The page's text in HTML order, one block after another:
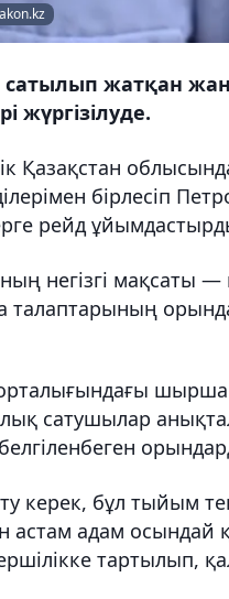
сатылып жатқан
жүргізілуде.
Қазақстан
бірлесіп
рейд
негізгі мақсаты
талаптарының
шырша
сатушылар
керек, бұл тыйым
астам адам осындай
тартылып,